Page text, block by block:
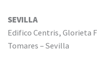
SEVILLA
Edifico Centris, Glorieta
Tomares – Sevilla